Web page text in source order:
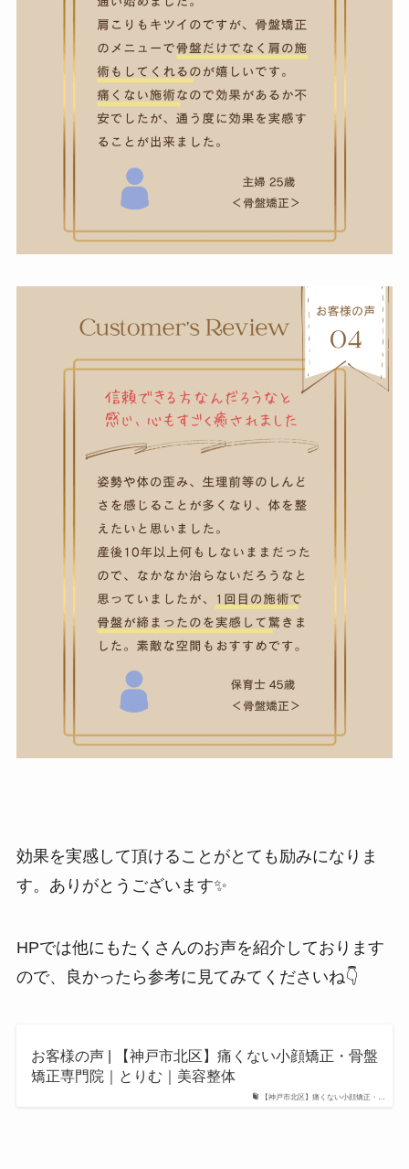
効果を実感して頂けることがとても励みになりま
す。ありがとうございます✨
HPでは他にもたくさんのお声を紹介しております
ので、良かったら参考に見てみてくださいね👇
【神戸市北区】痛くない小顔矯正・…
お客様の声 | 【神戸市北区】痛くない小顔矯正・骨盤
矯正専門院｜とりむ｜美容整体